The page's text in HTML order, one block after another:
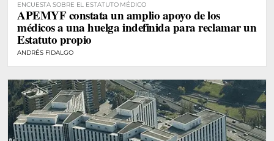
ENCUESTA SOBRE EL ESTATUTO MÉDICO
APEMYF constata un amplio apoyo de los
médicos a una huelga indefinida para reclamar un
Estatuto propio
ANDRÉS FIDALGO